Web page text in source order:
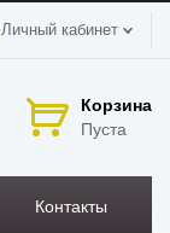
Личный кабинет
Корзина
Пуста
Контакты